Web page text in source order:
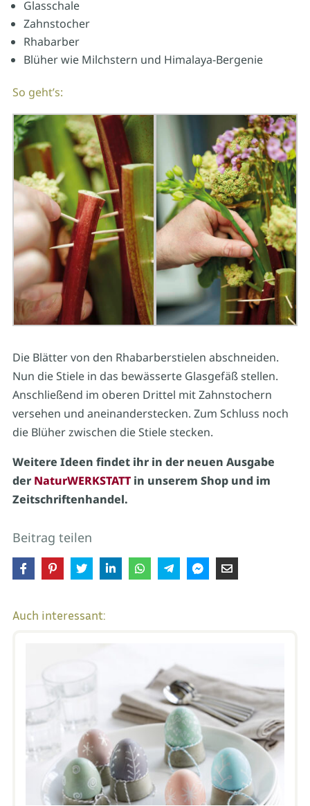
Glasschale
Zahnstocher
Rhabarber
Blüher wie Milchstern und Himalaya-Bergenie
So geht’s:
Die Blätter von den Rhabarberstielen abschneiden.
Nun die Stiele in das bewässerte Glasgefäß stellen.
Anschließend im oberen Drittel mit Zahnstochern
versehen und aneinanderstecken. Zum Schluss noch
die Blüher zwischen die Stiele stecken.
Weitere Ideen findet ihr in der neuen Ausgabe
der NaturWERKSTATTin unserem Shop und im
Zeitschriftenhandel.
Beitrag teilen
Auch interessant: